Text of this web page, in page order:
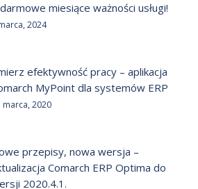
miesiące ważności usługi!
2024
efektywność pracy – aplikacja
MyPoint dla systemów ERP
marca, 2020
przepisy, nowa wersja –
Comarch ERP Optima do
2020.4.1.